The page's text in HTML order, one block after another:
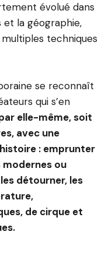
évolué dans
la géographie,
techniques
se reconnaît
qui s’en
elle-même, soit
avec une
: emprunter
ou
détourner, les
de cirque et